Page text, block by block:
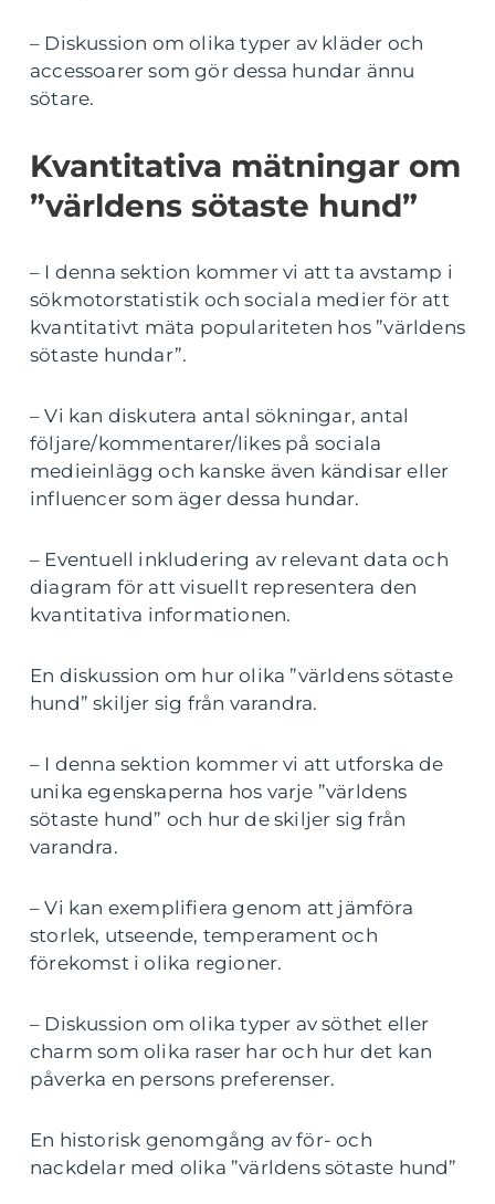
– Diskussion om olika typer av kläder och
accessoarer som gör dessa hundar ännu
sötare.
Kvantitativa mätningar om
”världens sötaste hund”
– I denna sektion kommer vi att ta avstamp i
sökmotorstatistik och sociala medier för att
kvantitativt mäta populariteten hos ”världens
sötaste hundar”.
– Vi kan diskutera antal sökningar, antal
följare/kommentarer/likes på sociala
medieinlägg och kanske även kändisar eller
influencer som äger dessa hundar.
– Eventuell inkludering av relevant data och
diagram för att visuellt representera den
kvantitativa informationen.
En diskussion om hur olika ”världens sötaste
hund” skiljer sig från varandra.
– I denna sektion kommer vi att utforska de
unika egenskaperna hos varje ”världens
sötaste hund” och hur de skiljer sig från
varandra.
– Vi kan exemplifiera genom att jämföra
storlek, utseende, temperament och
förekomst i olika regioner.
– Diskussion om olika typer av söthet eller
charm som olika raser har och hur det kan
påverka en persons preferenser.
En historisk genomgång av för- och
nackdelar med olika ”världens sötaste hund”